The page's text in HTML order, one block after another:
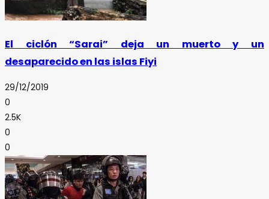
El ciclón “Sarai” deja un muerto y un
desaparecido en las islas Fiyi
29/12/2019
0
2.5K
0
0